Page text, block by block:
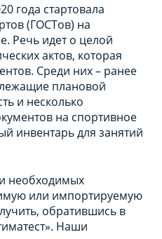
года стартовала
(ГОСТов) на
Речь идет о целой
актов, которая
Среди них – ранее
плановой
и несколько
на спортивное
инвентарь для занятий
необходимых
или импортируемую
обратившись в
Наши